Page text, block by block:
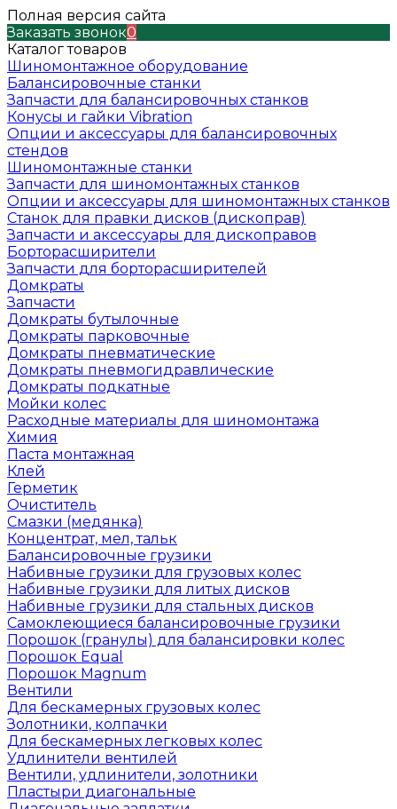
Полная версия сайта
Заказать звонок0
Каталог товаров
Шиномонтажное оборудование
Балансировочные станки
Запчасти для балансировочных станков
Конусы и гайки Vibration
Опции и аксессуары для балансировочных
стендов
Шиномонтажные станки
Запчасти для шиномонтажных станков
Опции и аксессуары для шиномонтажных станков
Станок для правки дисков (дископрав)
Запчасти и аксессуары для дископравов
Борторасширители
Запчасти для борторасширителей
Домкраты
Запчасти
Домкраты бутылочные
Домкраты парковочные
Домкраты пневматические
Домкраты пневмогидравлические
Домкраты подкатные
Мойки колес
Расходные материалы для шиномонтажа
Химия
Паста монтажная
Клей
Герметик
Очиститель
Смазки (медянка)
Концентрат, мел, тальк
Балансировочные грузики
Набивные грузики для грузовых колес
Набивные грузики для литых дисков
Набивные грузики для стальных дисков
Самоклеющиеся балансировочные грузики
Порошок (гранулы) для балансировки колес
Порошок Equal
Порошок Magnum
Вентили
Для бескамерных грузовых колес
Золотники, колпачки
Для бескамерных легковых колес
Удлинители вентилей
Вентили, удлинители, золотники
Пластыри диагональные